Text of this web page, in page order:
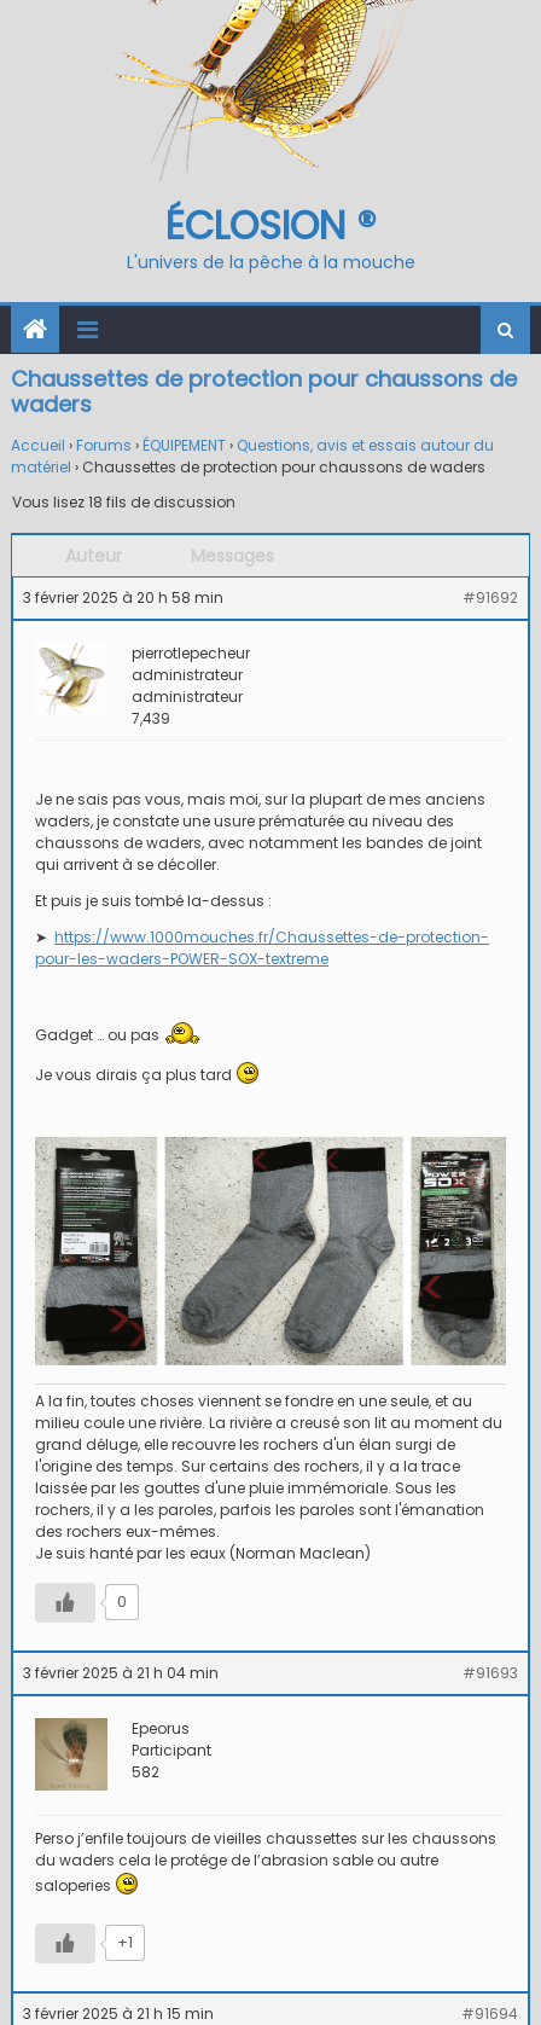
ÉCLOSION ®
L'univers de la pêche à la mouche
Chaussettes de protection pour chaussons de
waders
Accueil › Forums › ÉQUIPEMENT› Questions, avis et essais autour du
matériel › Chaussettes de protection pour chaussons de waders
Vous lisez 18 fils de discussion
Auteur Messages
3 février 2025 à 20 h 58 min #91692
pierrotlepecheur
administrateur
administrateur
7,439
Je ne sais pas vous, mais moi, sur la plupart de mes anciens
waders, je constate une usure prématurée au niveau des
chaussons de waders, avec notamment les bandes de joint
qui arrivent à se décoller.
Et puis je suis tombé la-dessus :
➤ https://www.1000mouches.fr/Chaussettes-de-protection-
pour-les-waders-POWER-SOX-textreme
Gadget … ou pas
Je vous dirais ça plus tard
A la fin, toutes choses viennent se fondre en une seule, et au
milieu coule une rivière. La rivière a creusé son lit au moment du
grand déluge, elle recouvre les rochers d'un élan surgi de
l'origine des temps. Sur certains des rochers, il y a la trace
laissée par les gouttes d'une pluie immémoriale. Sous les
rochers, il y a les paroles, parfois les paroles sont l'émanation
des rochers eux-mêmes.
Je suis hanté par les eaux (Norman Maclean)
0
3 février 2025 à 21 h 04 min #91693
Epeorus
Participant
582
Perso j’enfile toujours de vieilles chaussettes sur les chaussons
du waders cela le protége de l’abrasion sable ou autre
saloperies
+1
3 février 2025 à 21 h 15 min #91694